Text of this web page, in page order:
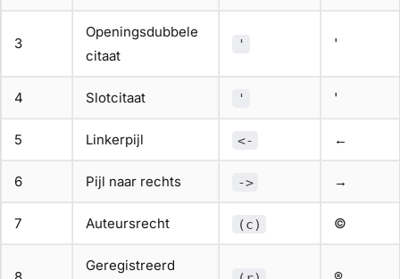
3
Openingsdubbele
citaat
' '
4 Slotcitaat ' '
5 Linkerpijl <- ←
6 Pijl naar rechts -> →
7 Auteursrecht (c) ©
Geregistreerd